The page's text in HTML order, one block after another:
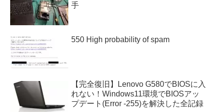
手
550 High probability of spam
【完全復旧】Lenovo G580でBIOSに入
れない！Windows11環境でBIOSアッ
プデート(Error -255)を解決した全記録